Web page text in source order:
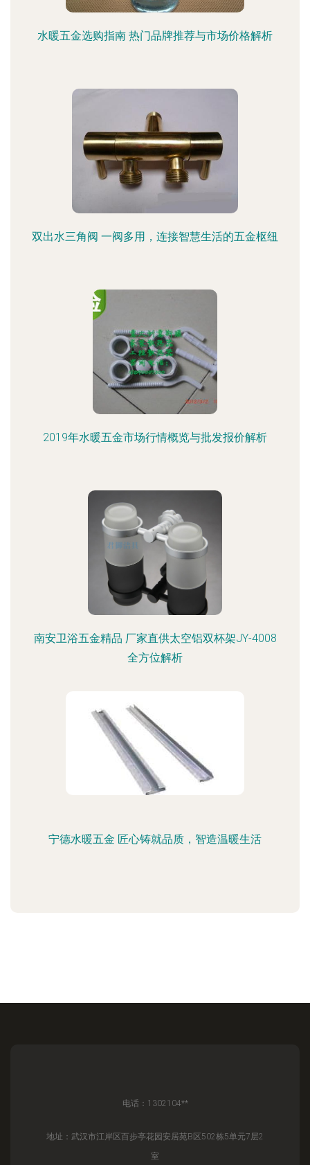
水暖五金选购指南 热门品牌推荐与市场价格解析
双出水三角阀 一阀多用，连接智慧生活的五金枢纽
2019年水暖五金市场行情概览与批发报价解析
南安卫浴五金精品 厂家直供太空铝双杯架JY-4008
全方位解析
宁德水暖五金 匠心铸就品质，智造温暖生活
电话：1302104**
地址：武汉市江岸区百步亭花园安居苑B区502栋5单元7层2
室